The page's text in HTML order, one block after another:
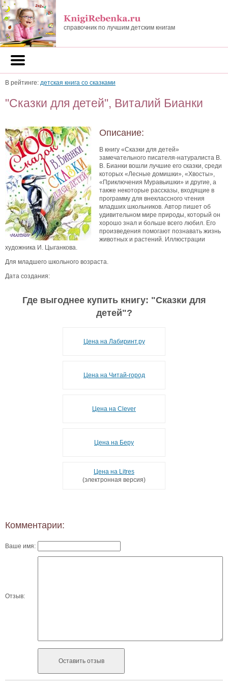
справочник по лучшим детским книгам
В рейтинге: детская книга со сказками
"Сказки для детей", Виталий Бианки
Описание:
В книгу «Сказки для детей»
замечательного писателя-натуралиста В.
В. Бианки вошли лучшие его сказки, среди
которых «Лесные домишки», «Хвосты»,
«Приключения Муравьишки» и другие, а
также некоторые рассказы, входящие в
программу для внеклассного чтения
младших школьников. Автор пишет об
удивительном мире природы, который он
хорошо знал и больше всего любил. Его
произведения помогают познавать жизнь
животных и растений. Иллюстрации
художника И. Цыганкова.
Для младшего школьного возраста.
Дата создания:
Где выгоднее купить книгу: "Сказки для
детей"?
Цена на Лабиринт.ру
Цена на Читай-город
Цена на Clever
Цена на Беру
Цена на Litres
(электронная версия)
Комментарии:
Ваше имя:
Отзыв: